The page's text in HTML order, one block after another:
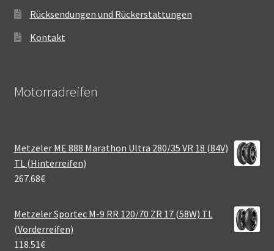
Rücksendungen und Rückerstattungen
Kontakt
Motorradreifen
Metzeler ME 888 Marathon Ultra 280/35 VR 18 (84V)
TL (Hinterreifen)
267.68€
Metzeler Sportec M-9 RR 120/70 ZR 17 (58W) TL
(Vorderreifen)
118.51€